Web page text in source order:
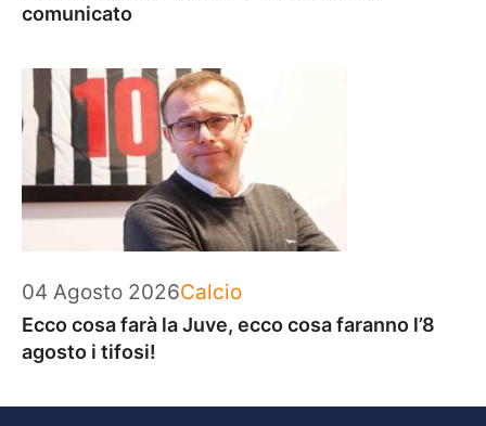
comunicato
04 Agosto 2026Categorie
Calcio
Ecco cosa farà la Juve, ecco cosa faranno l’8
agosto i tifosi!